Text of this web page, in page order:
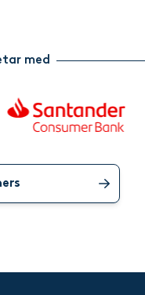
med